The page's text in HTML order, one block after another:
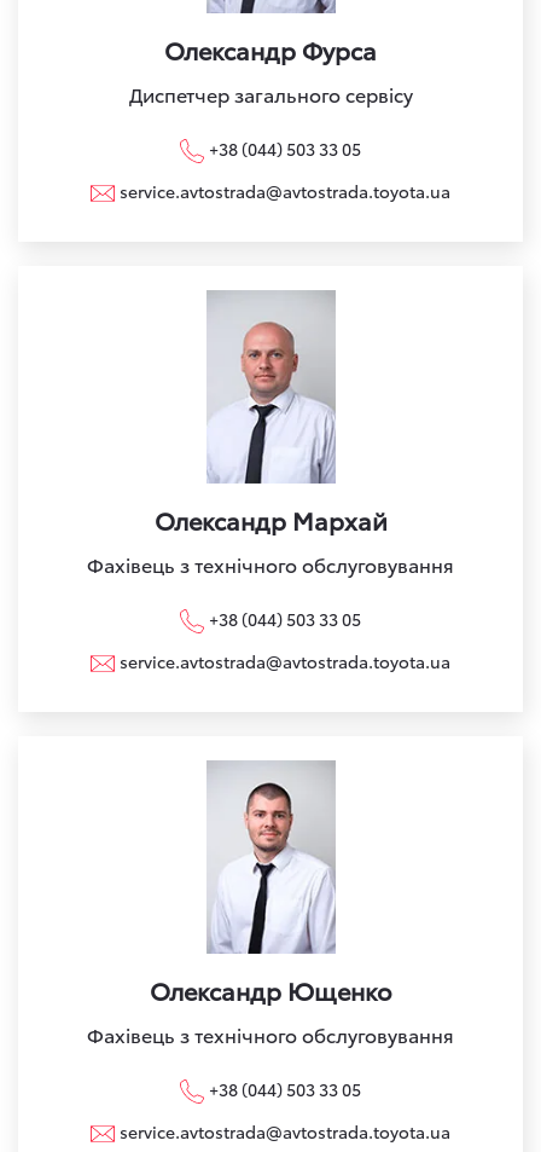
Олександр Фурса
Диспетчер загального сервісу
+38 (044) 503 33 05
service.avtostrada@avtostrada.toyota.ua
Олександр Мархай
Фахівець з технічного обслуговування
+38 (044) 503 33 05
service.avtostrada@avtostrada.toyota.ua
Олександр Ющенко
Фахівець з технічного обслуговування
+38 (044) 503 33 05
service.avtostrada@avtostrada.toyota.ua